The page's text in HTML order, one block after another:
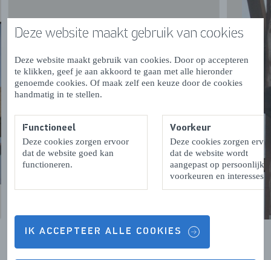
Deze website maakt gebruik van cookies
Deze website maakt gebruik van cookies. Door op accepteren
te klikken, geef je aan akkoord te gaan met alle hieronder
genoemde cookies. Of maak zelf een keuze door de cookies
handmatig in te stellen.
Functioneel
Deze cookies zorgen ervoor
dat de website goed kan
functioneren.
Voorkeur
Deze cookies zorgen
dat de website wordt
aangepast op persoonlijke
voorkeuren en interesses.
IK ACCEPTEER ALLE COOKIES